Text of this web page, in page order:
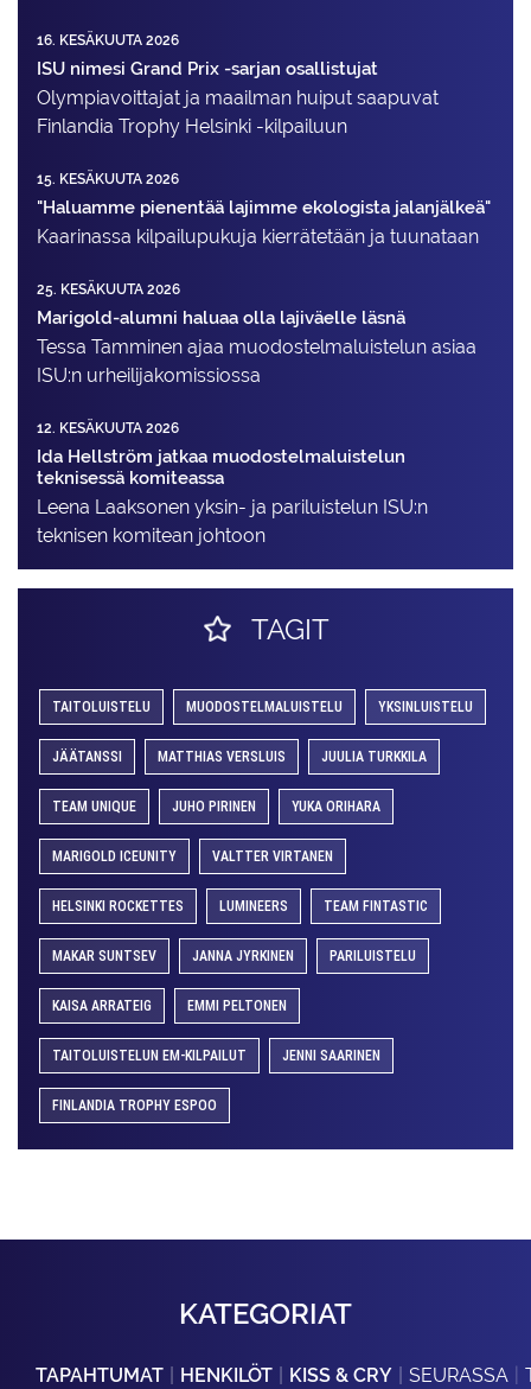
16. KESÄKUUTA 2026
ISU nimesi Grand Prix -sarjan osallistujat
Olympiavoittajat ja maailman huiput saapuvat
Finlandia Trophy Helsinki -kilpailuun
15. KESÄKUUTA 2026
"Haluamme pienentää lajimme ekologista jalanjälkeä"
Kaarinassa kilpailupukuja kierrätetään ja tuunataan
25. KESÄKUUTA 2026
Marigold-alumni haluaa olla lajiväelle läsnä
Tessa Tamminen ajaa muodostelma­luistelun asiaa
ISU:n urheilija­komissiossa
12. KESÄKUUTA 2026
Ida Hellström jatkaa muodostelmaluistelun
teknisessä komiteassa
Leena Laaksonen yksin- ja pariluistelun ISU:n
teknisen komitean johtoon
TAGIT
TAITOLUISTELU MUODOSTELMALUISTELU YKSINLUISTELU
JÄÄTANSSI MATTHIAS VERSLUIS JUULIA TURKKILA
TEAM UNIQUE JUHO PIRINEN YUKA ORIHARA
MARIGOLD ICEUNITY VALTTER VIRTANEN
HELSINKI ROCKETTES LUMINEERS TEAM FINTASTIC
MAKAR SUNTSEV JANNA JYRKINEN PARILUISTELU
KAISA ARRATEIG EMMI PELTONEN
TAITOLUISTELUN EM-KILPAILUT JENNI SAARINEN
FINLANDIA TROPHY ESPOO
KATEGORIAT
TAPAHTUMAT HENKILÖT KISS & CRY SEURASSA